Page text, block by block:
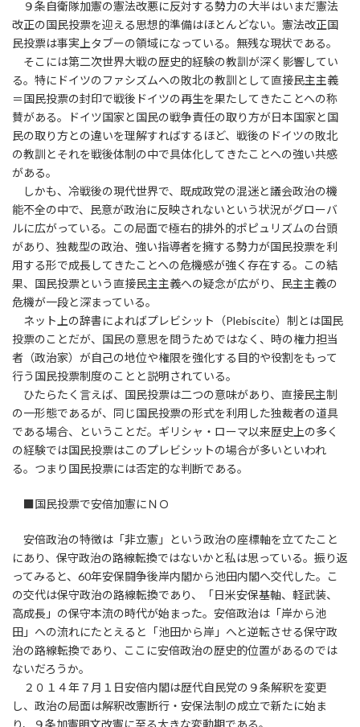
９条自衛隊加憲の憲法改悪に反対する勢力の大半はいまだ憲法
改正の国民投票を迎える思想的準備はほとんどない。憲法改正国
民投票は事実上タブーの領域になっている。無残な現状である。
そこには第二次世界大戦の歴史的経験の教訓が深く影響してい
る。特にドイツのファシズムへの敗北の教訓として直接民主主義
＝国民投票の封印で戦後ドイツの再生を果たしてきたことへの称
賛がある。ドイツ国家と国民の戦争責任の取り方が日本国家と国
民の取り方との違いを理解すればするほど、戦後のドイツの敗北
の教訓とそれを戦後体制の中で具体化してきたことへの強い共感
がある。
しかも、冷戦後の現代世界で、既成政党の混迷と議会政治の機
能不全の中で、民意が政治に反映されないという状況がグローバ
ルに広がっている。この局面で極右的排外的ポピュリズムの台頭
があり、独裁型の政治、強い指導者を擁する勢力が国民投票を利
用する形で成長してきたことへの危機感が強く存在する。この結
果、国民投票という直接民主主義への疑念が広がり、民主主義の
危機が一段と深まっている。
ネット上の辞書によればプレビシット（Plebiscite）制とは国民
投票のことだが、国民の意思を問うためではなく、時の権力担当
者（政治家）が自己の地位や権限を強化する目的や役割をもって
行う国民投票制度のことと説明されている。
ひたらたく言えば、国民投票は二つの意味があり、直接民主制
の一形態であるが、同じ国民投票の形式を利用した独裁者の道具
である場合、ということだ。ギリシャ・ローマ以来歴史上の多く
の経験では国民投票はこのプレビシットの場合が多いといわれ
る。つまり国民投票には否定的な判断である。
■国民投票で安倍加憲にＮＯ
安倍政治の特徴は「非立憲」という政治の座標軸を立てたこと
にあり、保守政治の路線転換ではないかと私は思っている。振り返
ってみると、60年安保闘争後岸内閣から池田内閣へ交代した。こ
の交代は保守政治の路線転換であり、「日米安保基軸、軽武装、
高成長」の保守本流の時代が始まった。安倍政治は「岸から池
田」への流れにたとえると「池田から岸」へと逆転させる保守政
治の路線転換であり、ここに安倍政治の歴史的位置があるのでは
ないだろうか。
２０１４年７月１日安倍内閣は歴代自民党の９条解釈を変更
し、政治の局面は解釈改憲断行・安保法制の成立で新たに始ま
り、９条加憲明文改憲に至る大きな変動期である。